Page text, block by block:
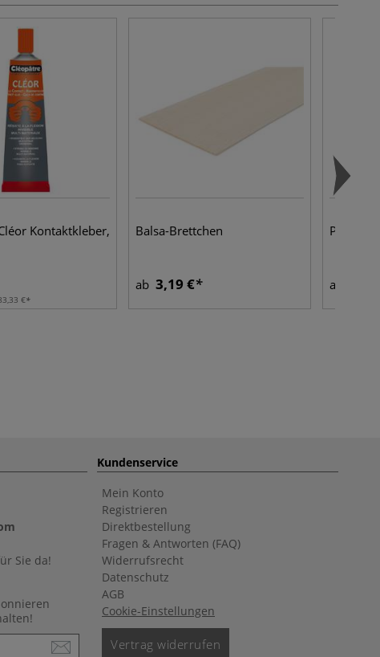
Kontaktkleber,
€
Balsa-Brettchen
ab 3,19 €
PVC-
ab
Sie da!
Kundenservice
Mein Konto
Registrieren
Direktbestellung
Fragen & Antworten (FAQ)
Widerrufsrecht
Datenschutz
AGB
Cookie-Einstellungen
Vertrag widerrufen